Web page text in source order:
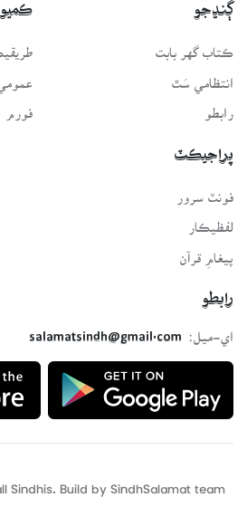
ڳنڍجو
ڪتاب گهر بابت
انتظامي سَٿ
رابطو فورم
پراجيڪٽ
لفظيڪار
پيغامِ قرآن
رابطو
اي-ميل:
salamatsindh@gmail.com
Sindhis. Build by